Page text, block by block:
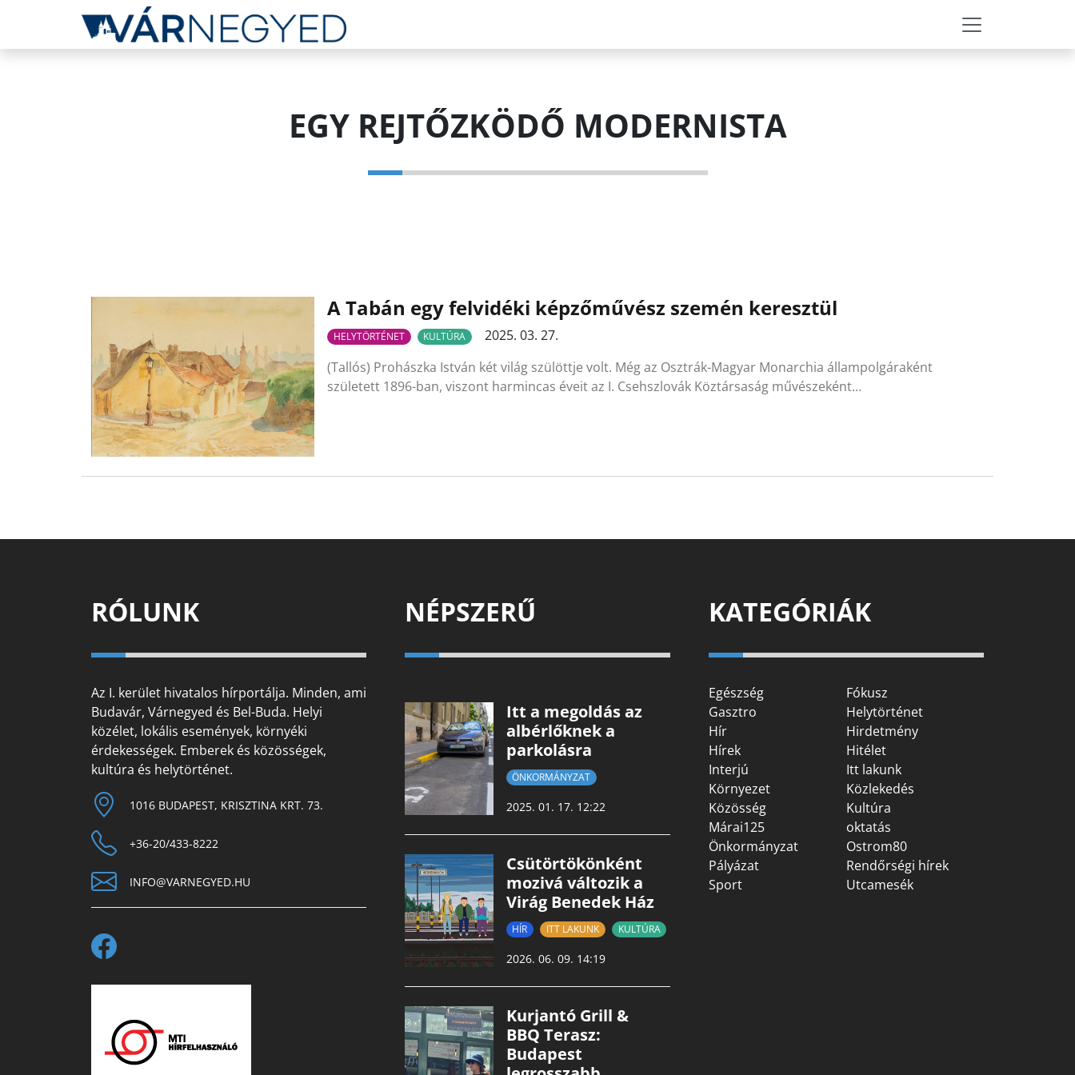
EGY REJTŐZKÖDŐ MODERNISTA
A Tabán egy felvidéki képzőművész szemén keresztül
HELYTÖRTÉNET KULTÚRA
2025. 03. 27.
(Tallós) Prohászka István két világ szülöttje volt. Még az Osztrák-Magyar Monarchia állampolgáraként
született 1896-ban, viszont harmincas éveit az I. Csehszlovák Köztársaság művészeként…
RÓLUNK
Az I. kerület hivatalos hírportálja. Minden, ami
Budavár, Várnegyed és Bel-Buda. Helyi
közélet, lokális események, környéki
érdekességek. Emberek és közösségek,
kultúra és helytörténet.
1016 BUDAPEST, KRISZTINA KRT. 73.
+36-20/433-8222
INFO@VARNEGYED.HU
NÉPSZERŰ
Itt a megoldás az
albérlőknek a
parkolásra
ÖNKORMÁNYZAT
2025. 01. 17. 12:22
Csütörtökönként
mozivá változik a
Virág Benedek Ház
HÍR ITT LAKUNK KULTÚRA
2026. 06. 09. 14:19
Kurjantó Grill &
BBQ Terasz:
Budapest
KATEGÓRIÁK
Egészség
Fókusz
Gasztro
Helytörténet
Hír
Hirdetmény
Hírek
Hitélet
Interjú
Itt lakunk
Környezet
Közlekedés
Közösség
Kultúra
Márai125
oktatás
Önkormányzat
Ostrom80
Pályázat
Rendőrségi hírek
Sport
Utcamesék